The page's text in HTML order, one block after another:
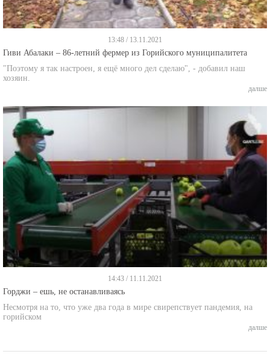
13:48 / 13.11.2021
Гиви Абалаки – 86-летний фермер из Горийского муниципалитета
"Поэтому я так настроен, я ещё много дел сделаю", - добавил наш
хозяин.
далше
14:43 / 11.11.2021
Горджи – ешь, не останавливаясь
Несмотря на то, что уже два года в мире свирепствует пандемия, на
горийском
далше